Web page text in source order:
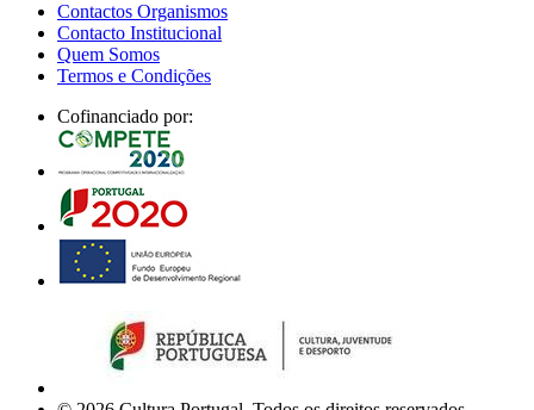
Contactos Organismos
Contacto Institucional
Quem Somos
Termos e Condições
Cofinanciado por: